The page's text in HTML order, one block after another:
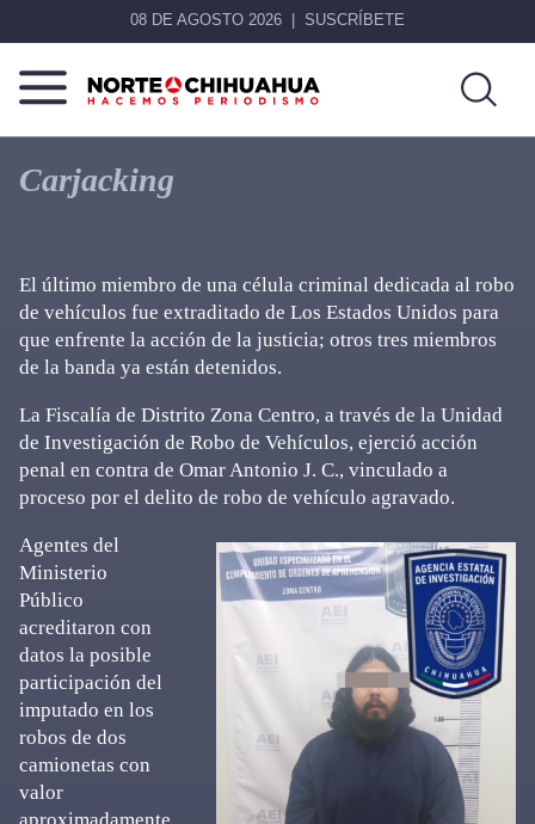
08 DE AGOSTO 2026 SUSCRÍBETE
Norte
Chihuahua
Más
que
noticias,
Carjacking
El último miembro de una célula criminal dedicada al robo
de vehículos fue extraditado de Los Estados Unidos para
que enfrente la acción de la justicia; otros tres miembros
de la banda ya están detenidos.
La Fiscalía de Distrito Zona Centro, a través de la Unidad
de Investigación de Robo de Vehículos, ejerció acción
penal en contra de Omar Antonio J. C., vinculado a
proceso por el delito de robo de vehículo agravado.
Agentes del
Ministerio
Público
acreditaron con
datos la posible
participación del
imputado en los
robos de dos
camionetas con
valor